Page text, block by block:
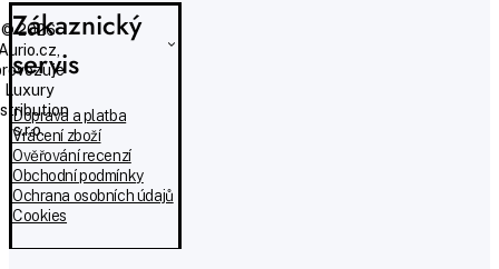
Zákaznický
servis
Doprava a platba
Vrácení zboží
Ověřování recenzí
Obchodní podmínky
Ochrana osobních údajů
Cookies
© 2026
Luxury
s.r.o.